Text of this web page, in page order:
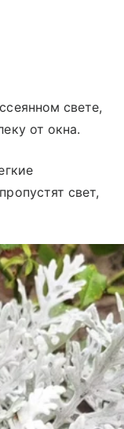
свете,
от окна.
свет,